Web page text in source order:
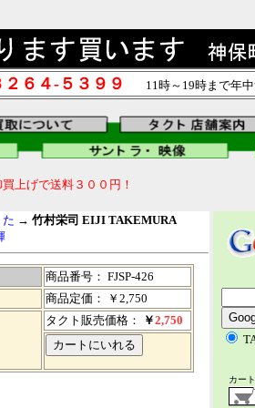
２６４-５３９９ 11時～19時まで年
上げで送料３００円！
た → 竹村栄司 EIJI TAKEMURA
商品番号： FJSP-426
商品定価： ￥2,750
タクト販売価格： ￥2,750
カー